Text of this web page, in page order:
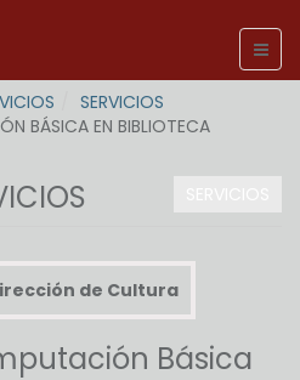
SERVICIOS
BÁSICA EN BIBLIOTECA
de Cultura
Básica